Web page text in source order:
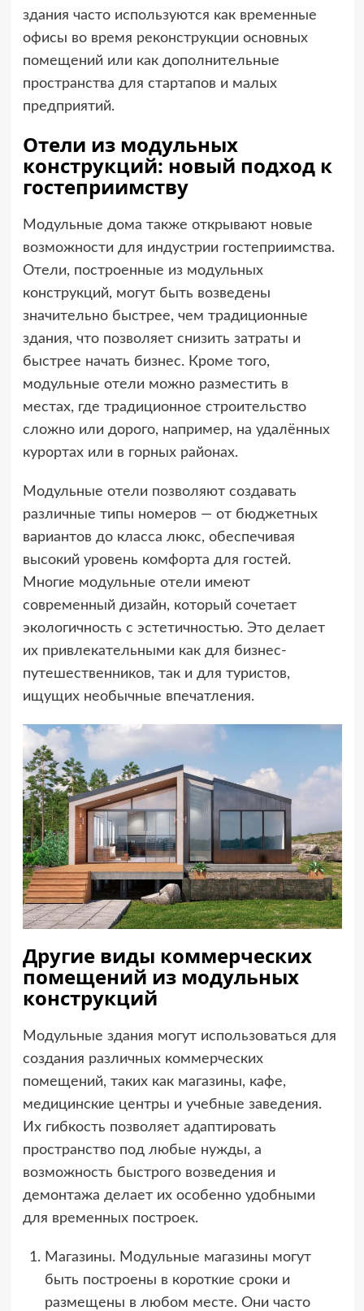
здания часто используются как временные
офисы во время реконструкции основных
помещений или как дополнительные
пространства для стартапов и малых
предприятий.
Отели из модульных
конструкций: новый подход к
гостеприимству
Модульные дома также открывают новые
возможности для индустрии гостеприимства.
Отели, построенные из модульных
конструкций, могут быть возведены
значительно быстрее, чем традиционные
здания, что позволяет снизить затраты и
быстрее начать бизнес. Кроме того,
модульные отели можно разместить в
местах, где традиционное строительство
сложно или дорого, например, на удалённых
курортах или в горных районах.
Модульные отели позволяют создавать
различные типы номеров — от бюджетных
вариантов до класса люкс, обеспечивая
высокий уровень комфорта для гостей.
Многие модульные отели имеют
современный дизайн, который сочетает
экологичность с эстетичностью. Это делает
их привлекательными как для бизнес-
путешественников, так и для туристов,
ищущих необычные впечатления.
Другие виды коммерческих
помещений из модульных
конструкций
Модульные здания могут использоваться для
создания различных коммерческих
помещений, таких как магазины, кафе,
медицинские центры и учебные заведения.
Их гибкость позволяет адаптировать
пространство под любые нужды, а
возможность быстрого возведения и
демонтажа делает их особенно удобными
для временных построек.
Магазины. Модульные магазины могут
быть построены в короткие сроки и
размещены в любом месте. Они часто